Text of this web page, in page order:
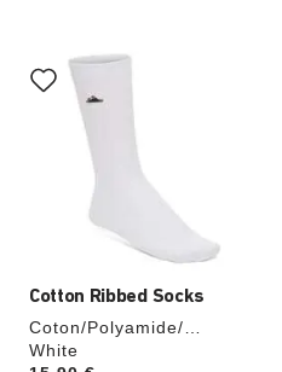
Cotton Ribbed Socks
Coton/Polyamide/
Élasthanne
White
Cliquer
sur
les
échantillons
couleurs